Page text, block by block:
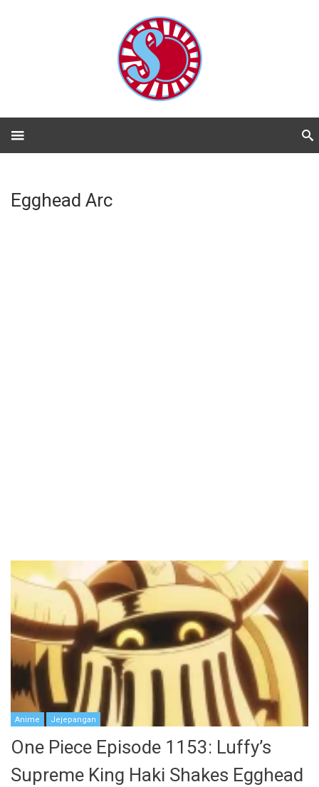
Egghead Arc
Anime Jejepangan
One Piece Episode 1153: Luffy’s
Supreme King Haki Shakes Egghead